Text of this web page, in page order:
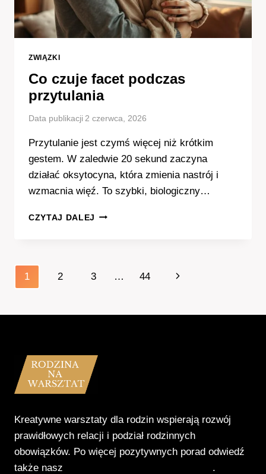
ZWIĄZKI
Co czuje facet podczas
przytulania
Data publikacji 2 czerwca, 2026
Przytulanie jest czymś więcej niż krótkim
gestem. W zaledwie 20 sekund zaczyna
działać oksytocyna, która zmienia nastrój i
wzmacnia więź. To szybki, biologiczny…
CZYTAJ DALEJ CO
Nawigacja
strony
1 2 3 … 44
Następna
Kreatywne warsztaty dla rodzin wspierają rozwój
prawidłowych relacji i podział rodzinnych
obowiązków. Po więcej pozytywnych porad odwiedź
także nasz
.